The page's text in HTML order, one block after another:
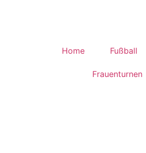
Home Fußball
Frauenturnen